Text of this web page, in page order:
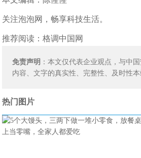
关注泡泡网，畅享科技生活。
推荐阅读：格调中国网
免责声明 ：本文仅代表企业观点，与中
内容、文字的真实性、完整性、及时性
热门图片